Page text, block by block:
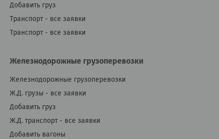
Добавить груз
Транспорт - все заявки
Транспорт - все заявки
Железнодорожные грузоперевозки
Железнодорожные грузоперевозки
Ж.Д. грузы - все заявки
Добавить груз
Ж.Д. транспорт - все заявки
Добавить вагоны